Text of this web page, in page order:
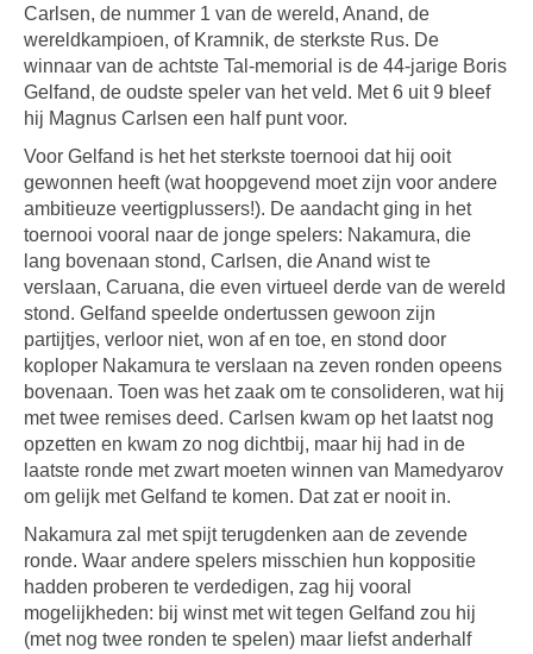
Carlsen, de nummer 1 van de wereld, Anand, de
wereldkampioen, of Kramnik, de sterkste Rus. De
winnaar van de achtste Tal-memorial is de 44-jarige Boris
Gelfand, de oudste speler van het veld. Met 6 uit 9 bleef
hij Magnus Carlsen een half punt voor.
Voor Gelfand is het het sterkste toernooi dat hij ooit
gewonnen heeft (wat hoopgevend moet zijn voor andere
ambitieuze veertigplussers!). De aandacht ging in het
toernooi vooral naar de jonge spelers: Nakamura, die
lang bovenaan stond, Carlsen, die Anand wist te
verslaan, Caruana, die even virtueel derde van de wereld
stond. Gelfand speelde ondertussen gewoon zijn
partijtjes, verloor niet, won af en toe, en stond door
koploper Nakamura te verslaan na zeven ronden opeens
bovenaan. Toen was het zaak om te consolideren, wat hij
met twee remises deed. Carlsen kwam op het laatst nog
opzetten en kwam zo nog dichtbij, maar hij had in de
laatste ronde met zwart moeten winnen van Mamedyarov
om gelijk met Gelfand te komen. Dat zat er nooit in.
Nakamura zal met spijt terugdenken aan de zevende
ronde. Waar andere spelers misschien hun koppositie
hadden proberen te verdedigen, zag hij vooral
mogelijkheden: bij winst met wit tegen Gelfand zou hij
(met nog twee ronden te spelen) maar liefst anderhalf